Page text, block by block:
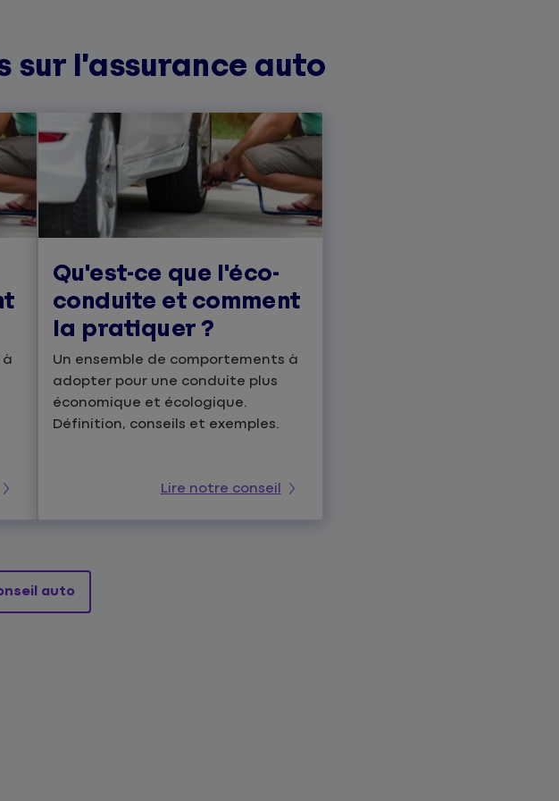
sur l’assurance auto
à
Qu'est-ce que l'éco-
conduite et comment
la pratiquer ?
Un ensemble de comportements à
adopter pour une conduite plus
économique et écologique.
Définition, conseils et exemples.
Lire notre conseil
auto